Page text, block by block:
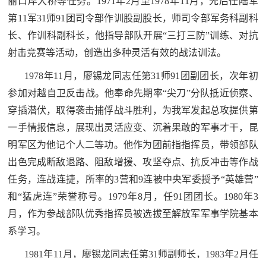
第11军31师91团司令部作训股副股长，师司令部军务科副科
长、作训科副科长，他指导部队开展“三打三防”训练、对抗
射击竞赛等活动，创造出多种灵活有效的战法训法。
1978年11月，廖锡龙同志任第31师91团副团长，次年初
参加对越自卫反击战。他奉命先期率“尖刀”分队抵近侦察、
穿插潜伏，取得袭击捕俘战斗胜利，为我军发起总攻提供第
一手情报信息，展现出灵活应变、沉着果敢的军事才干，昆
明军区为他记个人二等功。他作为团前指指挥员，带领部队
出色完成断敌退路、阻敌增援、攻坚夺点、抗反冲击等作战
任务，连战连捷，所率的3营和9连被中央军委授予“英雄营”
和“猛虎连”荣誉称号。1979年8月，任91团团长。1980年3
月，作为参战部队优秀指挥员被选拔至解放军军事学院基本
系学习。
1981年11月，廖锡龙同志任第31师副师长，1983年2月任